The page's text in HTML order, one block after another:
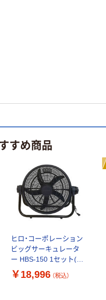
すめ商品
ヒロ・コーポレーション
ビッグサーキュレータ
ー HBS-150 1セット(2
台)（直送品）
￥18,996 （税込）